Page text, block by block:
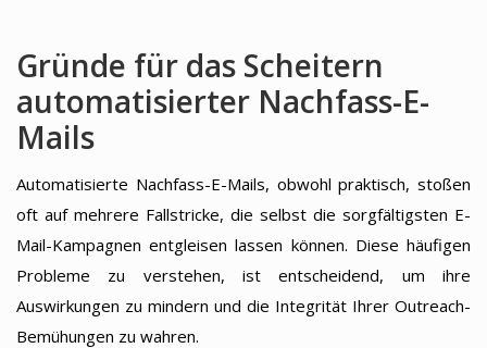
Gründe für das Scheitern
automatisierter Nachfass-E-
Mails
Automatisierte Nachfass-E-Mails, obwohl praktisch, stoßen
oft auf mehrere Fallstricke, die selbst die sorgfältigsten E-
Mail-Kampagnen entgleisen lassen können. Diese häufigen
Probleme zu verstehen, ist entscheidend, um ihre
Auswirkungen zu mindern und die Integrität Ihrer Outreach-
Bemühungen zu wahren.